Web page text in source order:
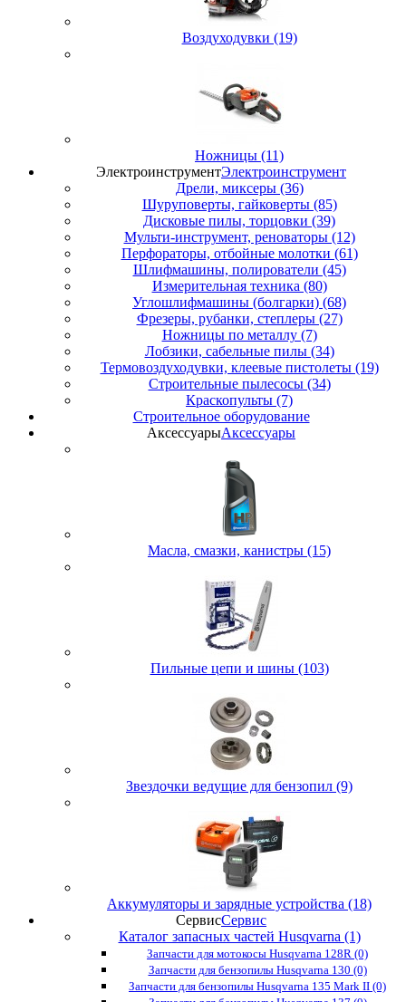
Воздуходувки (19)
Ножницы (11)
ЭлектроинструментЭлектроинструмент
Дрели, миксеры (36)
Шуруповерты, гайковерты (85)
Дисковые пилы, торцовки (39)
Мульти-инструмент, реноваторы (12)
Перфораторы, отбойные молотки (61)
Шлифмашины, полирователи (45)
Измерительная техника (80)
Углошлифмашины (болгарки) (68)
Фрезеры, рубанки, степлеры (27)
Ножницы по металлу (7)
Лобзики, сабельные пилы (34)
Термовоздуходувки, клеевые пистолеты (19)
Строительные пылесосы (34)
Краскопульты (7)
Строительное оборудование
АксессуарыАксессуары
Масла, смазки, канистры (15)
Пильные цепи и шины (103)
Звездочки ведущие для бензопил (9)
Аккумуляторы и зарядные устройства (18)
СервисСервис
Каталог запасных частей Husqvarna (1)
Запчасти для мотокосы Husqvarna 128R (0)
Запчасти для бензопилы Husqvarna 130 (0)
Запчасти для бензопилы Husqvarna 135 Mark II (0)